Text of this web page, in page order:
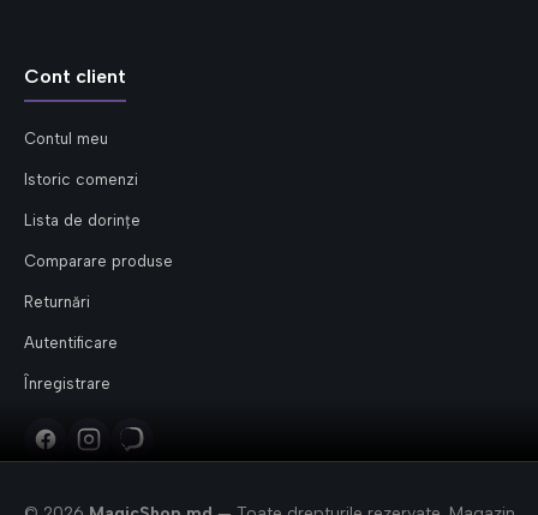
Cont client
Contul meu
Istoric comenzi
Lista de dorințe
Comparare produse
Returnări
Autentificare
Înregistrare